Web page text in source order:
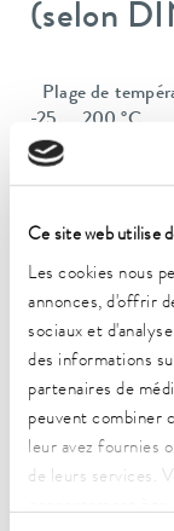
Ce site web utilise
Les cookies nous
annonces, d'offrir
sociaux et
des informations
partenaires de
peuvent combiner
leur avez fournies
de leurs services.
(selon
Plage de
-25 ... 200 °C
Plage de
0.02 ± K
Puissance de
1.3 kW
Puissance
Consommation
12 A